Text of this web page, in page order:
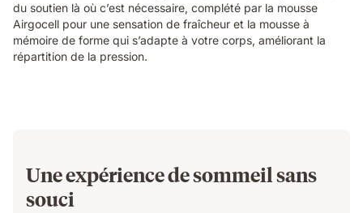
du soutien là où c’est nécessaire, complété par la mousse
Airgocell pour une sensation de fraîcheur et la mousse à
mémoire de forme qui s’adapte à votre corps, améliorant la
répartition de la pression.
Une expérience de sommeil sans
souci